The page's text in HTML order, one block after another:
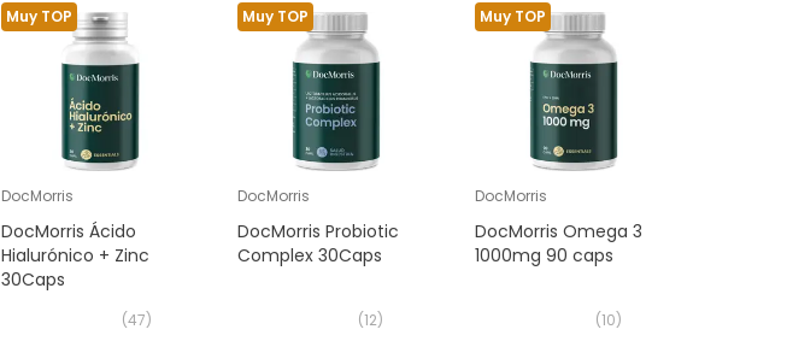
Muy TOP
DocMorris
DocMorris Ácido
Hialurónico + Zinc
30Caps
(47)
Muy TOP
DocMorris
DocMorris Probiotic
Complex 30Caps
(12)
Muy TOP
DocMorris
DocMorris Omega 3
1000mg 90 caps
(10)